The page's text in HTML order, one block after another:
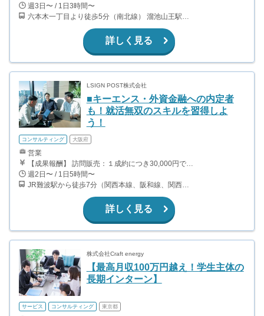
週3日〜 / 1日3時間〜
詳しく見る
LSIGN POST株式会社
■キーエンス・外資金融への内定者
も！就活無双のスキルを習得しよ
う！
コンサルティング 大阪府
営業
【成果報酬】 訪問販売：１成約につき30,000円です。 例えば、光インターネットの成約であれば、平均的に2.5日で1件の契約が見込めます。（12,000円/1日6時間稼働） ＜月収例＞月に100万以上稼ぐ方もいます！ ・月5件成約：150,000円 ・月15件成約：450,000円 ・月30成約：900,000円➕マネジメントインセンティブ300,000円 合計1,200,000円 時給換算で2,000円程度が、平均的なインターン生の報酬となっています。
週2日〜 / 1日5時間〜
JR難波駅から徒歩7分（関西本線、阪和線、関西空港線） 大阪難波駅から徒歩13分（近鉄奈良線、阪神なんば線） 桜川駅から徒歩4分（大阪メトロ千日前線、阪神なんば線）
詳しく見る
株式会社Craft energy
【最高月収100万円越え！学生主体の
長期インターン】
サービス コンサルティング 東京都